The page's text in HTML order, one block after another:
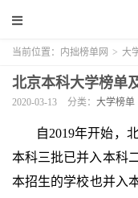
当前位置： 内拙榜单网 > 大
北京本科大学榜单
2020-03-13 分类： 大学榜单
自2019年开始，北
本科三批已并入本科
本招生的学校也并入